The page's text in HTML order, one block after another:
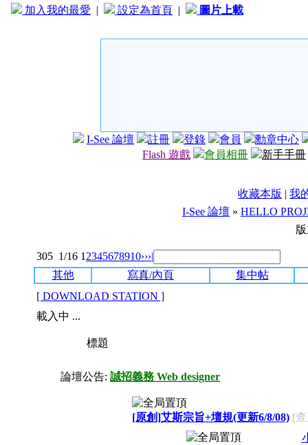
加入我的最愛 | 設定為首頁 | 圖片上載
I-See 論壇 註冊 登錄 會員
勳章中心
Flash 遊戲
會員相冊 新手手冊
收藏本版 | 我
I-See 論壇 » HELLO
305 1/16 1 2345678910›››|
其他
寫真/內頁
集中帖
[ DOWNLOAD STATION ]
載入中 ...
標題
論壇公告: 誠招義務 Web designer
[原創]艾斯宗旨+壇規(更新6/8/08) [